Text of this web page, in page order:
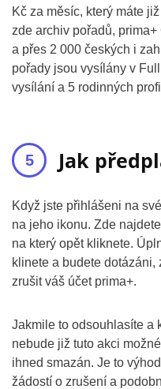
Kč za měsíc, který máte
zde archiv pořadů,
a přes 2 000 českých i
pořady jsou vysílány v
vysílání a 5 rodinných
Jak
Když jste přihlášeni na
na jeho ikonu. Zde
na který opět kliknete.
klinete a budete
zrušit váš účet prima+.
Jakmile to odsouhlasíte a
nebude již tuto akci
ihned smazán. Je to
žádostí o zrušení a